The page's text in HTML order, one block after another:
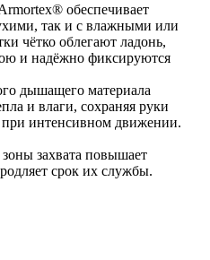
обеспечивает
так и с влажными или
чётко облегают ладонь,
и надёжно фиксируются
дышащего материала
и влаги, сохраняя руки
интенсивном движении.
захвата повышает
срок их службы.